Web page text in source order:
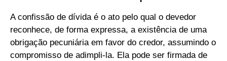
A confissão de dívida é o ato pelo qual o devedor
reconhece, de forma expressa, a existência de uma
obrigação pecuniária em favor do credor, assumindo o
compromisso de adimpli-la. Ela pode ser firmada de